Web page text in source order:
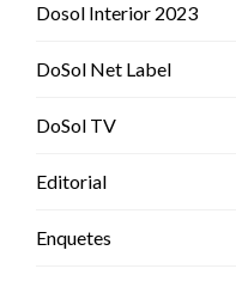
Dosol Interior 2023
DoSol Net Label
DoSol TV
Editorial
Enquetes